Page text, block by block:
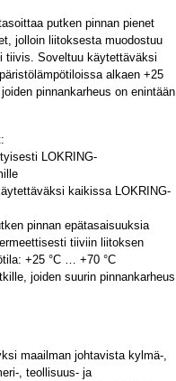
putken pinnan pienet
jolloin liitoksesta muodostuu
tiivis. Soveltuu käytettäväksi
alkaen +25
pinnankarheus on enintään
LOKRING-
kaikissa LOKRING-
pinnan epätasaisuuksia
tiiviin liitoksen
+25 °C … +70 °C
joiden suurin pinnankarheus
maailman johtavista kylmä-,
, teollisuus- ja